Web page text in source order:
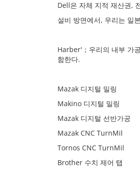
Dell은 자체 지적 재산권,
설비 방면에서, 우리는 일
Harber'；우리의 내부 가
함한다.
Mazak 디지털 밀링
Makino 디지털 밀링
Mazak 디지털 선반가공
Mazak CNC TurnMil
Tornos CNC TurnMil
Brother 수치 제어 탭